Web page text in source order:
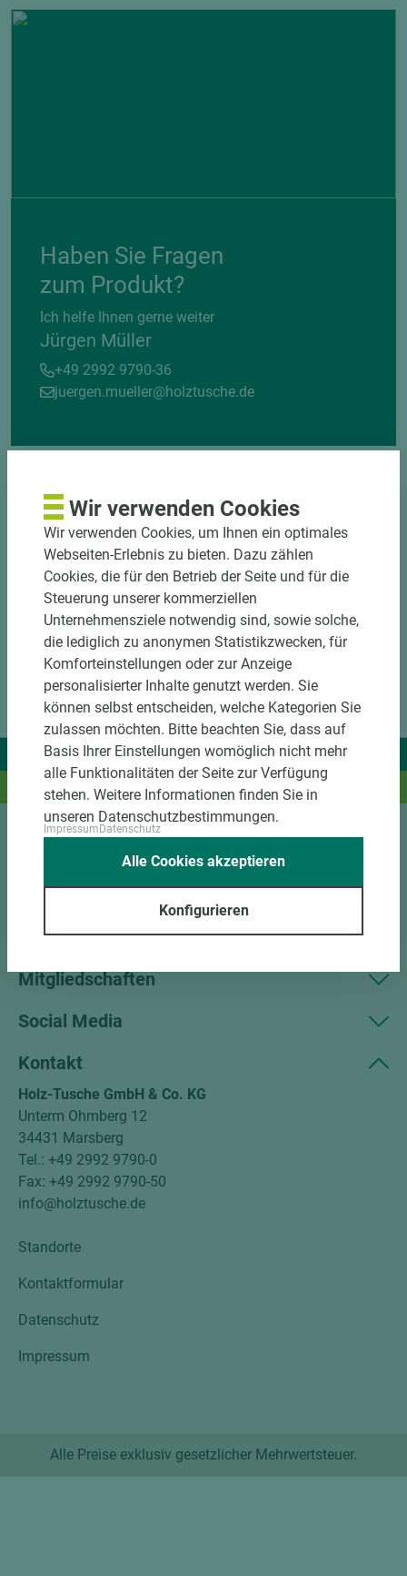
Haben Sie Fragen
zum Produkt?
Ich helfe Ihnen gerne weiter
Jürgen Müller
+49 2992 9790-36
juergen.mueller@holztusche.de
Wir liefern Ideen.
Und das passende Holz dazu.
Kundenservice
Unternehmen
Mitgliedschaften
Social Media
Kontakt
Holz-Tusche GmbH & Co. KG
Unterm Ohmberg 12
34431 Marsberg
Tel.: +49 2992 9790-0
Fax: +49 2992 9790-50
info@holztusche.de
Standorte
Kontaktformular
Datenschutz
Impressum
Alle Preise exklusiv gesetzlicher Mehrwertsteuer.
Wir verwenden Cookies
Wir verwenden Cookies, um Ihnen ein optimales
Webseiten-Erlebnis zu bieten. Dazu zählen
Cookies, die für den Betrieb der Seite und für die
Steuerung unserer kommerziellen
Unternehmensziele notwendig sind, sowie solche,
die lediglich zu anonymen Statistikzwecken, für
Komforteinstellungen oder zur Anzeige
personalisierter Inhalte genutzt werden. Sie
können selbst entscheiden, welche Kategorien Sie
zulassen möchten. Bitte beachten Sie, dass auf
Basis Ihrer Einstellungen womöglich nicht mehr
alle Funktionalitäten der Seite zur Verfügung
stehen. Weitere Informationen finden Sie in
unseren Datenschutzbestimmungen.
Impressum Datenschutz
Konfigurieren
Alle Cookies akzeptieren